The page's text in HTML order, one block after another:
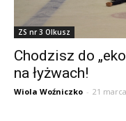
ZS nr 3 Olkusz
Chodzisz do
na łyżwach!
Wiola Woźniczko - 21